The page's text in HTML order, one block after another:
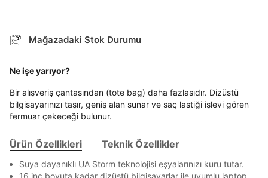
Banka
İşbankası Maximum
Mağazadaki Stok Durumu
Ne işe yarıyor?
Bir alışveriş çantasından (tote bag) daha fazlasıdır. Dizüstü
bilgisayarınızı taşır, geniş alan sunar ve saç lastiği işlevi gören
fermuar çekeceği bulunur.
Ürün Özellikleri Teknik Özellikler
Suya dayanıklı UA Storm teknolojisi eşyalarınızı kuru tutar.
16 inç boyuta kadar dizüstü bilgisayarlar ile uyumlu laptop
Mağazada Bul
Stok Bildirimi
Ürün stoklara geldiğinde mail adresinize
Siparişinizin durumu hakkında bilgi alabilmek için
E-posta Adresi *
Telefon Numarası*
SMS Onay Kodu
SMS Onay Kodu